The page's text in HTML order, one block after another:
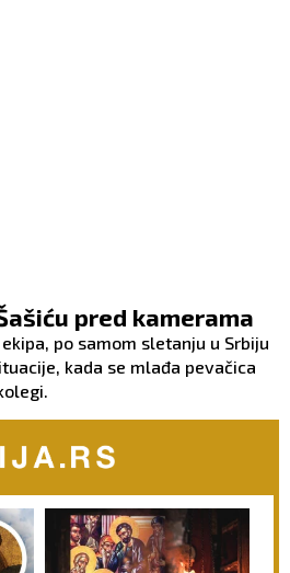
pred kamerama
po samom sletanju u Srbiju
kada se mlađa pevačica